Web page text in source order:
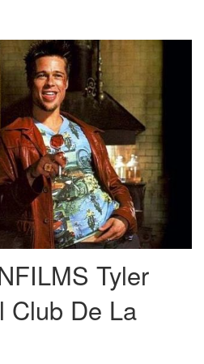
para un personaje en el cine. Y
Tyler
Club De La